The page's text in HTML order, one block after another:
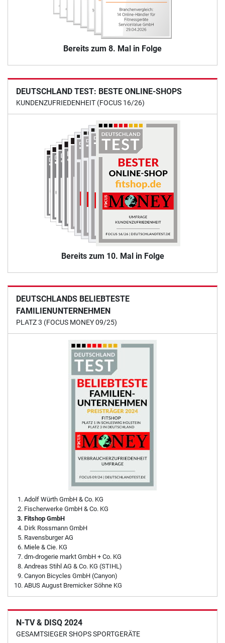
Bereits zum 8. Mal in Folge
DEUTSCHLAND TEST: BESTE ONLINE-SHOPS
KUNDENZUFRIEDENHEIT (FOCUS 16/26)
Bereits zum 10. Mal in Folge
DEUTSCHLANDS BELIEBTESTE
FAMILIENUNTERNEHMEN
PLATZ 3 (FOCUS MONEY 09/25)
Adolf Würth GmbH & Co. KG
Fischerwerke GmbH & Co. KG
Fitshop GmbH
Dirk Rossmann GmbH
Ravensburger AG
Miele & Cie. KG
dm-drogerie markt GmbH + Co. KG
Andreas Stihl AG & Co. KG (STIHL)
Canyon Bicycles GmbH (Canyon)
ABUS August Bremicker Söhne KG
N-TV & DISQ 2024
GESAMTSIEGER SHOPS SPORTGERÄTE